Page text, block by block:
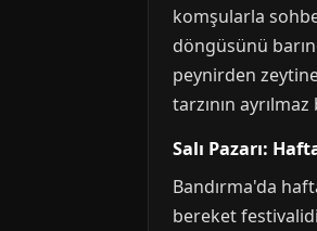
komşularla
döngüsünü
peynirden
tarzının ayrılmaz
Salı Pazarı:
Bandırma'da
bereket